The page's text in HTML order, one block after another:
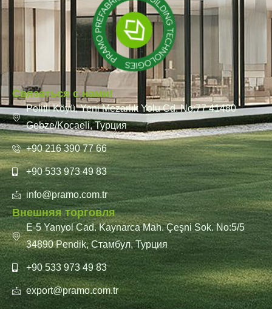
Связаться с нами!
Pelitli Köyü, Yeni Mezarlık Yolu Cd. No:77 41480
Gebze/Kocaeli, Турция
+90 216 390 77 66
+90 533 973 49 83
info@pramo.com.tr
Внешняя торговля
E-5 Yanyol Cad. Kaynarca Mah. Çeşni Sok. No:5/5
34890 Pendik, Стамбул, Турция
+90 533 973 49 83
export@pramo.com.tr